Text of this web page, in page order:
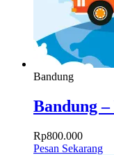
Bandung
Bandung
Rp800.000
Pesan Sekarang